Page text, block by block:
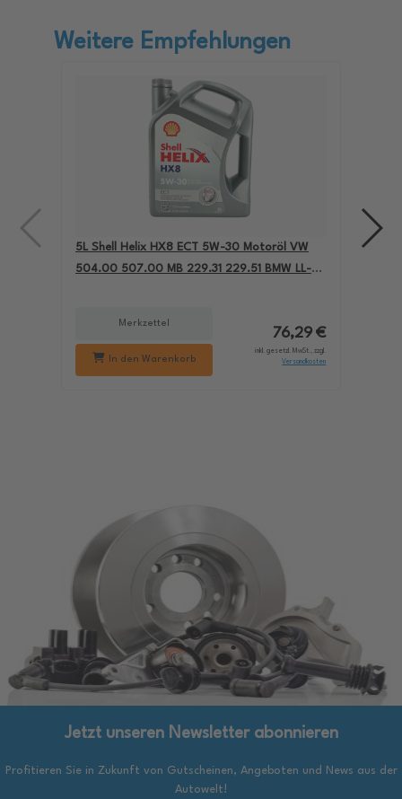
Weitere Empfehlungen
5L Shell Helix HX8 ECT 5W-30 Motoröl VW
504.00 507.00 MB 229.31 229.51 BMW LL-04
Merkzettel
In den Warenkorb
76,29 €
inkl. gesetzl. MwSt., zzgl.
Versandkosten
Jetzt unseren Newsletter abonnieren
Profitieren Sie in Zukunft von Gutscheinen, Angeboten und News aus der
Autowelt!